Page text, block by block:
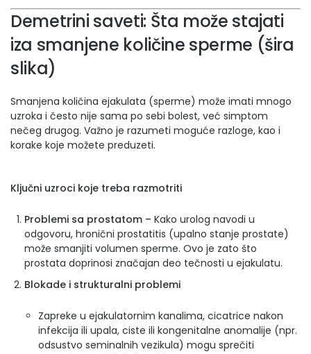
Demetrini saveti: Šta može stajati
iza smanjene količine sperme (šira
slika)
Smanjena količina ejakulata (sperme) može imati mnogo
uzroka i često nije sama po sebi bolest, već simptom
nečeg drugog. Važno je razumeti moguće razloge, kao i
korake koje možete preduzeti.
Ključni uzroci koje treba razmotriti
Problemi sa prostatom – Kako urolog navodi u
odgovoru, hronični prostatitis (upalno stanje prostate)
može smanjiti volumen sperme. Ovo je zato što
prostata doprinosi značajan deo tečnosti u ejakulatu.
Blokade i strukturalni problemi
Zapreke u ejakulatornim kanalima, cicatrice nakon
infekcija ili upala, ciste ili kongenitalne anomalije (npr.
odsustvo seminalnih vezikula) mogu sprečiti